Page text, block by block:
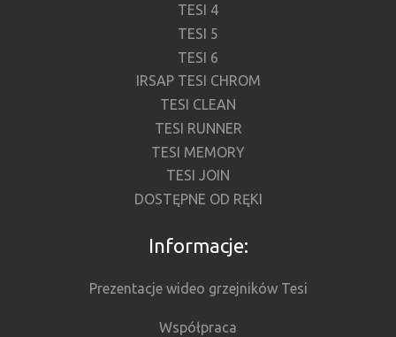
TESI 4
TESI 5
TESI 6
IRSAP TESI CHROM
TESI CLEAN
TESI RUNNER
TESI MEMORY
TESI JOIN
DOSTĘPNE OD RĘKI
Informacje:
Prezentacje wideo grzejników Tesi
Współpraca